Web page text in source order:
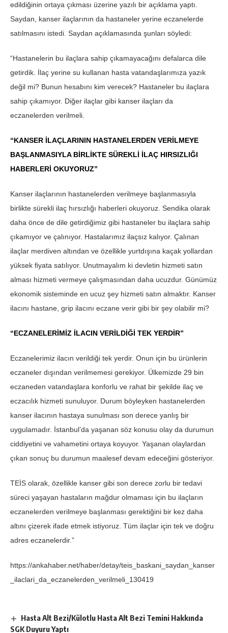
edildiğinin ortaya çıkması üzerine yazılı bir açıklama yaptı.
Saydan, kanser ilaçlarının da hastaneler yerine eczanelerde
satılmasını istedi. Saydan açıklamasında şunları söyledi:
“Hastanelerin bu ilaçlara sahip çıkamayacağını defalarca dile
getirdik. İlaç yerine su kullanan hasta vatandaşlarımıza yazık
değil mi? Bunun hesabını kim verecek? Hastaneler bu ilaçlara
sahip çıkamıyor. Diğer ilaçlar gibi kanser ilaçları da
eczanelerden verilmeli.
“KANSER İLAÇLARININ HASTANELERDEN VERİLMEYE
BAŞLANMASIYLA BİRLİKTE SÜREKLİ İLAÇ HIRSIZLIĞI
HABERLERİ OKUYORUZ”
Kanser ilaçlarının hastanelerden verilmeye başlanmasıyla
birlikte sürekli ilaç hırsızlığı haberleri okuyoruz. Sendika olarak
daha önce de dile getirdiğimiz gibi hastaneler bu ilaçlara sahip
çıkamıyor ve çalınıyor. Hastalarımız ilaçsız kalıyor. Çalınan
ilaçlar merdiven altından ve özellikle yurtdışına kaçak yollardan
yüksek fiyata satılıyor. Unutmayalım ki devletin hizmeti satın
alması hizmeti vermeye çalışmasından daha ucuzdur. Günümüz
ekonomik sisteminde en ucuz şey hizmeti satın almaktır. Kanser
ilacını hastane, grip ilacını eczane verir gibi bir şey olabilir mi?
“ECZANELERİMİZ İLACIN VERİLDİĞİ TEK YERDİR”
Eczanelerimiz ilacın verildiği tek yerdir. Onun için bu ürünlerin
eczaneler dışından verilmemesi gerekiyor. Ülkemizde 29 bin
eczaneden vatandaşlara konforlu ve rahat bir şekilde ilaç ve
eczacılık hizmeti sunuluyor. Durum böyleyken hastanelerden
kanser ilacının hastaya sunulması son derece yanlış bir
uygulamadır. İstanbul’da yaşanan söz konusu olay da durumun
ciddiyetini ve vahametini ortaya koyuyor. Yaşanan olaylardan
çıkan sonuç bu durumun maalesef devam edeceğini gösteriyor.
TEİS olarak, özellikle kanser gibi son derece zorlu bir tedavi
süreci yaşayan hastaların mağdur olmaması için bu ilaçların
eczanelerden verilmeye başlanması gerektiğini bir kez daha
altını çizerek ifade etmek istiyoruz. Tüm ilaçlar için tek ve doğru
adres eczanelerdir.”
https://ankahaber.net/haber/detay/teis_baskani_saydan_kanser
_ilaclari_da_eczanelerden_verilmeli_130419
Hasta Alt Bezi/Külotlu Hasta Alt Bezi Temini Hakkında
SGK Duyuru Yaptı